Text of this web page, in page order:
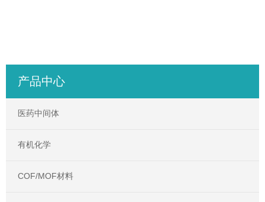
产品中心
医药中间体
有机化学
COF/MOF材料